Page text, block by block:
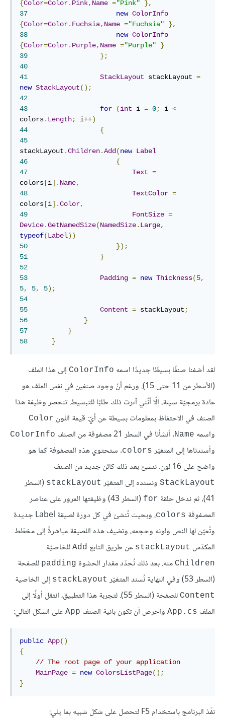
{Color=Color. Pink, Name ="Pink"
},
37
new ColorInfo
{Color=Color. Fuchsia, Name ="Fuchsia"
},
38
new ColorInfo
{Color=Color. Purple, Name ="Purple"
}
39
};
40
41
StackLayout stackLayout =
new StackLayout();
42
43
for (int i = 0; i <
colors. Length; i++)
44
{
45
stackLayout .Children.Add(new Label
46
{
47
Text =
colors [i]. Name,
48
TextColor =
colors [i].Color,
49
FontSize =
Device.GetNamedSize(NamedSize. Large,
typeof(Label))
50
});
51
}
52
53
Padding = new Thickness(5,
5, 5, 5);
54
55
Content = stackLayout;
56
}
57
}
58
}
لقد أضفنا صنفًا بسيطًا جديدًا اسمه ColorInfo إلى هذا الملف
(الأسطر من 11 حتى 15). ورغم أنّ وجود صنفين في نفس الملف هو
عادة برمجيّة سيئة، إلّا أنّني آثرت ذلك طلبًا للتبسيط. تنحصر وظيفة هذا
الصنف في الاحتفاظ بمعلومات بسيطة عن أيّ: قيمة اللون Color
واسمه Name. أنشأنا في السطر 21 مصفوفة من الصنف ColorInfo
وأسندناها إلى المتغيّر colors. ستحتوي هذه المصفوفة كما هو
واضح على 16 لون. ننشئ بعد ذلك كائن جديد من الصنف
StackLayout ونسنده إلى المتغيّر stackLayout (السطر
41)، ثم ندخل حلقة
for
(السطر 43) وظيفتها المرور على عناصر
المصفوفة colors
، وبحيث تُنشئ في كل دورة لصيقة Label جديدة
وتُعيّن لها النص ولونه وحجمه، وتضيف هذه اللصيقة مباشرةً إلى مخطّط
المكدّس stackLayout عن طريق التابع Add للخاصيّة
Children منه. بعد ذلك نُحدّد مقدار الحشوة padding للصفحة
(السطر 53) وفي النهاية نُسند المتغيّر
stackLayout إلى الخاصية
Content
للصفحة (السطر 55). لتجربة هذا التطبيق، انتقل أولًا إلى
الملف App.cs واحرص أن تكون بانية الصنف App على الشكل التالي:
public App()
{
// The root page of your application
MainPage = new ColorsListPage();
}
نفّذ البرنامج باستخدام F5 لتحصل على شكل شبيه بما يلي: